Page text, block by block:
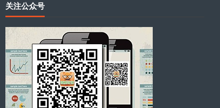
关注公众号